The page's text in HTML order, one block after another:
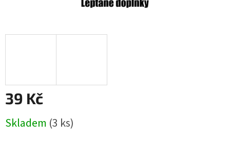
39 Kč
cena:
Skladem (3 ks)